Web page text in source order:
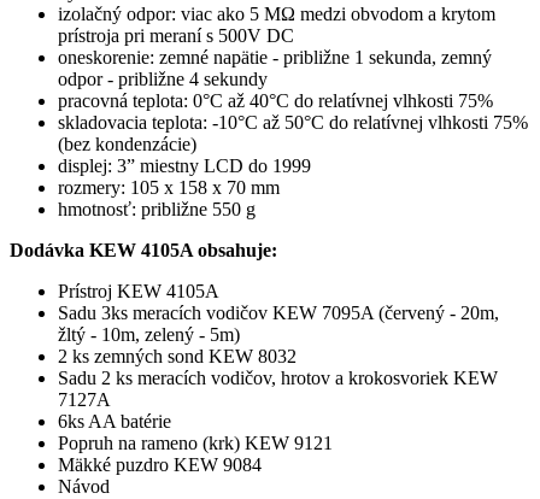
izolačný odpor: viac ako 5 MΩ medzi obvodom a krytom
prístroja pri meraní s 500V DC
oneskorenie: zemné napätie - približne 1 sekunda, zemný
odpor - približne 4 sekundy
pracovná teplota: 0°C až 40°C do relatívnej vlhkosti 75%
skladovacia teplota: -10°C až 50°C do relatívnej vlhkosti 75%
(bez kondenzácie)
displej: 3” miestny LCD do 1999
rozmery: 105 x 158 x 70 mm
hmotnosť: približne 550 g
Dodávka KEW 4105A obsahuje:
Prístroj KEW 4105A
Sadu 3ks meracích vodičov KEW 7095A (červený - 20m,
žltý - 10m, zelený - 5m)
2 ks zemných sond KEW 8032
Sadu 2 ks meracích vodičov, hrotov a krokosvoriek KEW
7127A
6ks AA batérie
Popruh na rameno (krk) KEW 9121
Mäkké puzdro KEW 9084
Návod